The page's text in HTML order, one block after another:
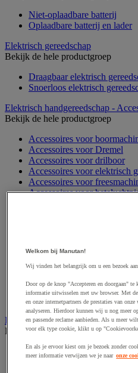
Niet-oplaadbare batterij
Oplaadbare batterij en lader
Elektrisch gereedschap
Bekijk de hele productgroep
Draagbaar elektrisch
Snoerloos elektrisch
Elektrisch handgereedschap -
Bekijk de hele productgroep
Accessoires voor
Accessoires voor Dremel
Accessoires voor drilboor
Accessoires voor elektrisch
Accessoires voor
Accessoires voor
Accessoires voor slijpmachine
Accessoires voor snij- en
Accessoires voor
Accessoires voor zaag
Elektrische toebehoren en
Bekijk de hele productgroep
Accessoires voor elektrisch
Batterij, oplader en kabel
Welkom bij Manutan!
Wij vinden het belangrijk om u een bezoek
Door op de knop "Accepteren en doorgaan"
informatie uitwisselen met uw browser. Met
en onze internetpartners de prestaties van
analyseren. Hierdoor kunnen wij u nog meer
en passende reclame aanbieden. Als u meer
voor elk type cookie, klikt u op
En als je ervoor kiest om je bezoek zonder
meer informatie verwijzen we je naar onze